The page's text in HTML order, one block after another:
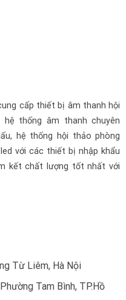
cấp thiết bị âm thanh hội
thống âm thanh chuyên
hệ thống hội thảo phòng
với các thiết bị nhập khẩu
kết chất lượng tốt nhất với
Từ Liêm, Hà Nội
Tam Bình, TP.Hồ